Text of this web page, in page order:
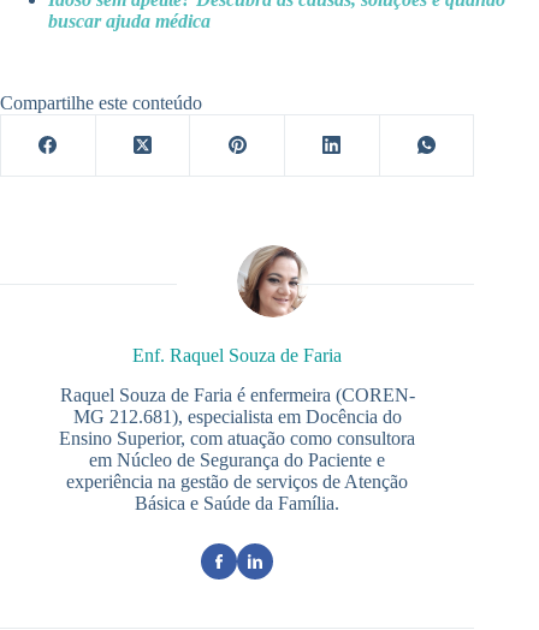
buscar ajuda médica
Compartilhe este conteúdo
Enf. Raquel Souza de Faria
Raquel Souza de Faria é enfermeira (COREN-
MG 212.681), especialista em Docência do
Ensino Superior, com atuação como consultora
em Núcleo de Segurança do Paciente e
experiência na gestão de serviços de Atenção
Básica e Saúde da Família.